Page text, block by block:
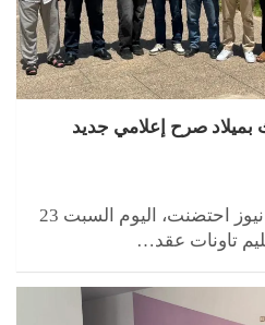
صرح إعلامي جديد
بوشتى المريني – موطني نيوز احتضنت، اليوم السبت 23